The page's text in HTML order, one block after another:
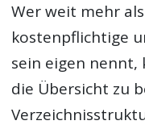
Wer weit mehr
kostenpflichtige
sein eigen
die Übersicht zu